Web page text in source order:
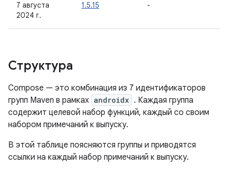
7 августа
2024 г.
1.5.15 -
Структура
Compose — это комбинация из 7 идентификаторов
групп Maven в рамках androidx . Каждая группа
содержит целевой набор функций, каждый со своим
набором примечаний к выпуску.
В этой таблице поясняются группы и приводятся
ссылки на каждый набор примечаний к выпуску.